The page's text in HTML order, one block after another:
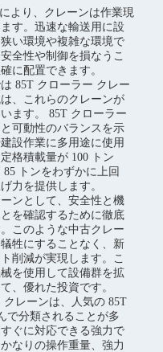
より、クレーンは作業現
す。迅速な輸送用に設
い環境や複雑な環境で
全性や制御を損なうこ
に配置できます。
85T クローラー クレー
、これらのクレーンが
ます。 85T クローラー
可動性のバランスを示
設作業に多用途に使用
格積載量が 100 トン
トンをわずかに上回
力を提供します。
ンとして、安全性と機
を確認するために徹底
このような中古クレー
牲にすることなく、新
削減が実現します。こ
を使用して設備群を拡
、優れた投資です。
レーンは、人気の 85T
で分類されることが多
ぐに対応できる強力で
なりの操作重量、強力